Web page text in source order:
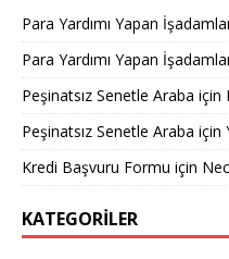
Para Yardımı Yapan
Para Yardımı Yapan
Peşinatsız Senetle Araba için
Peşinatsız Senetle Araba için
Kredi Başvuru Formu için
KATEGORILER